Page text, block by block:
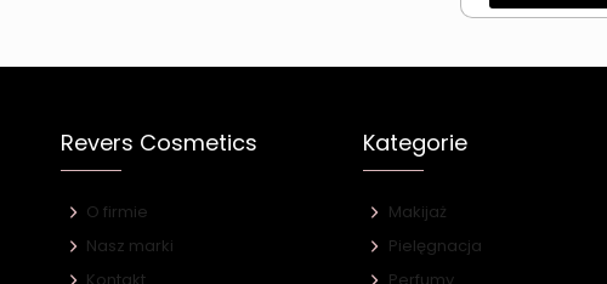
Revers Cosmetics
O firmie
Nasz marki
Kontakt
Kategorie
Makijaż
Pielęgnacja
Perfumy